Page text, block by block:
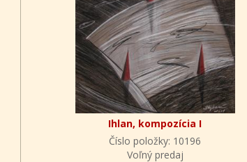
Ihlan, kompozícia I
Číslo položky: 10196
Voľný predaj